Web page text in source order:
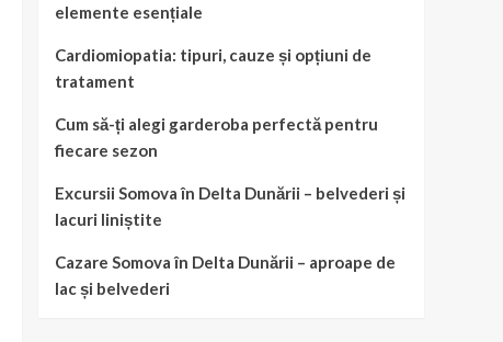
elemente esențiale
Cardiomiopatia: tipuri, cauze și opțiuni de
tratament
Cum să-ți alegi garderoba perfectă pentru
fiecare sezon
Excursii Somova în Delta Dunării – belvederi și
lacuri liniștite
Cazare Somova în Delta Dunării – aproape de
lac și belvederi